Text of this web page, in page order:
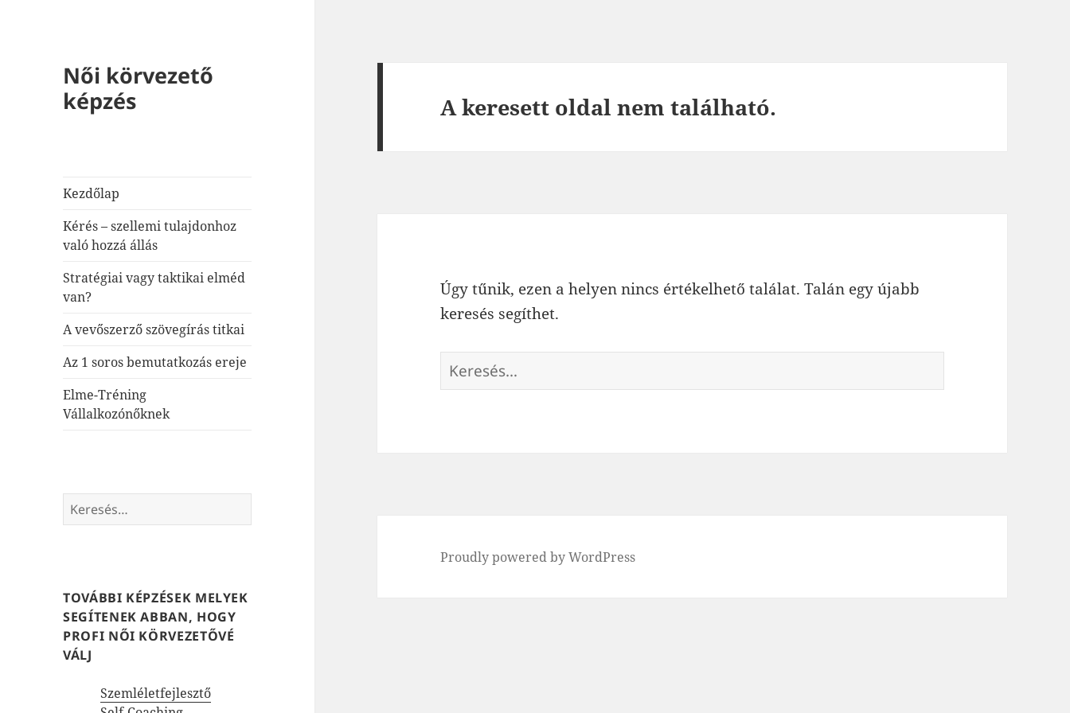
Női körvezető
képzés
Kezdőlap
Kérés – szellemi tulajdonhoz
való hozzá állás
Stratégiai vagy taktikai elméd
van?
A vevőszerző szövegírás titkai
Az 1 soros bemutatkozás ereje
Elme-Tréning
Vállalkozónőknek
Keresés:
TOVÁBBI KÉPZÉSEK MELYEK
SEGÍTENEK ABBAN, HOGY
PROFI NŐI KÖRVEZETŐVÉ
VÁLJ
Szemléletfejlesztő
A keresett oldal nem található.
Úgy tűnik, ezen a helyen nincs értékelhető találat. Talán egy újabb
keresés segíthet.
Keresés:
Proudly powered by WordPress